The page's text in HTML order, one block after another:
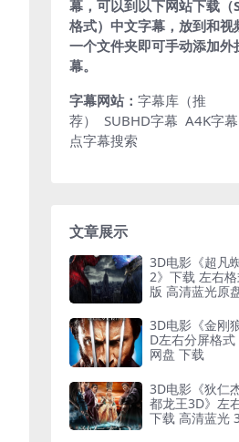
幕，可以到以下网站下载（
格式）中文字幕，放到和视
一个文件夹即可手动添加外
幕。
字幕网站： 字幕库（推
荐）
SUBHD字幕 A4K字幕
点字幕搜索
文章展示
3D电影《超凡
2》下载 左右
版 高清蓝光原
3D电影《金刚
D左右分屏格式
网盘 下载
3D电影《狄仁
都龙王3D》左
下载 高清蓝光